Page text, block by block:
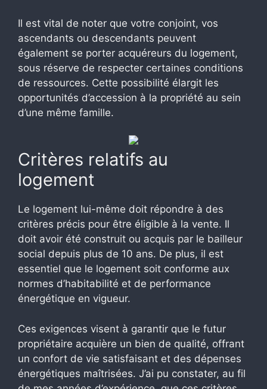
Il est vital de noter que votre conjoint, vos
ascendants ou descendants peuvent
également se porter acquéreurs du logement,
sous réserve de respecter certaines conditions
de ressources. Cette possibilité élargit les
opportunités d’accession à la propriété au sein
d’une même famille.
Critères relatifs au
logement
Le logement lui-même doit répondre à des
critères précis pour être éligible à la vente. Il
doit avoir été construit ou acquis par le bailleur
social depuis plus de 10 ans. De plus, il est
essentiel que le logement soit conforme aux
normes d’habitabilité et de performance
énergétique en vigueur.
Ces exigences visent à garantir que le futur
propriétaire acquière un bien de qualité, offrant
un confort de vie satisfaisant et des dépenses
énergétiques maîtrisées. J’ai pu constater, au fil